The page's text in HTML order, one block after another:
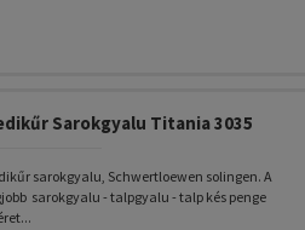
Sarokgyalu Titania 3035
sarokgyalu, Schwertloewen solingen. A
sarokgyalu - talpgyalu - talp kés penge